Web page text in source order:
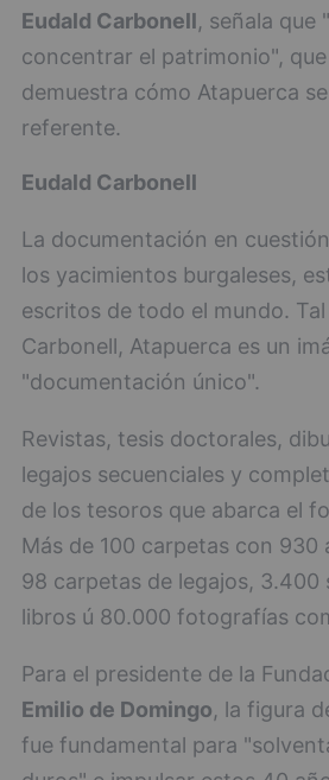
Eudald Carbonell, señala que
concentrar el patrimonio",
demuestra cómo Atapuerca
referente.
Eudald Carbonell
La documentación en
los yacimientos burgaleses,
escritos de todo el mundo.
Carbonell, Atapuerca es un
"documentación único".
Revistas, tesis doctorales,
legajos secuenciales y
de los tesoros que abarca el
Más de 100 carpetas con 930
98 carpetas de legajos, 3.400
libros ú 80.000 fotografías
Para el presidente de la
Emilio de Domingo, la figura
fue fundamental para